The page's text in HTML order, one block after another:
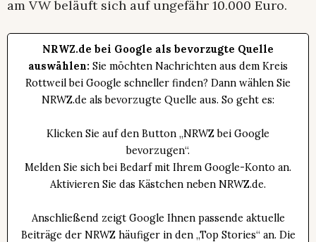
am VW beläuft sich auf ungefähr 10.000 Euro.
NRWZ.de bei Google als bevorzugte Quelle
auswählen: Sie möchten Nachrichten aus dem Kreis
Rottweil bei Google schneller finden? Dann wählen Sie
NRWZ.de als bevorzugte Quelle aus. So geht es:
Klicken Sie auf den Button „NRWZ bei Google
bevorzugen“.
Melden Sie sich bei Bedarf mit Ihrem Google-Konto an.
Aktivieren Sie das Kästchen neben NRWZ.de.
Anschließend zeigt Google Ihnen passende aktuelle
Beiträge der NRWZ häufiger in den „Top Stories“ an. Die